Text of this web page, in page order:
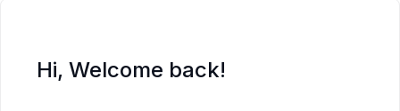
Hi, Welcome back!